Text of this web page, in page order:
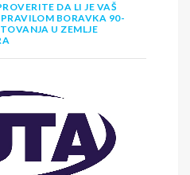
DA LI JE VAŠ
BORAVKA 90-
U ZEMLJE